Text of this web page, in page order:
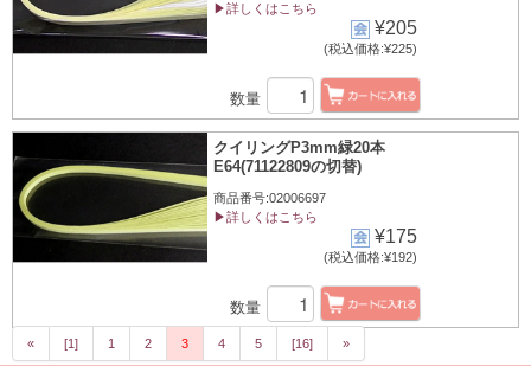
▶詳しくはこちら
¥205
(税込価格:¥225)
数量
クイリングP3mm緑20本
E64(71122809の切替)
商品番号:02006697
▶詳しくはこちら
¥175
(税込価格:¥192)
数量
« [1] 1 2 3 4 5 [16] »